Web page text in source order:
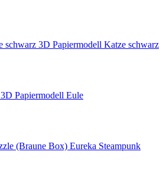
3D Papiermodell Katze schwarz
3D Papiermodell Eule
Eureka Steampunk